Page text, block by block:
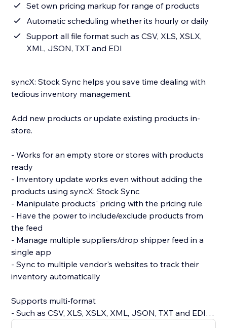
Set own pricing markup for range of products
Automatic scheduling whether its hourly or daily
Support all file format such as CSV, XLS, XSLX,
XML, JSON, TXT and EDI
syncX: Stock Sync helps you save time dealing with
tedious inventory management.
Add new products or update existing products in-
store.
- Works for an empty store or stores with products
ready
- Inventory update works even without adding the
products using syncX: Stock Sync
- Manipulate products' pricing with the pricing rule
- Have the power to include/exclude products from
the feed
- Manage multiple suppliers/drop shipper feed in a
single app
- Sync to multiple vendor's websites to track their
inventory automatically
Supports multi-format
- Such as CSV, XLS, XSLX, XML, JSON, TXT and EDI.